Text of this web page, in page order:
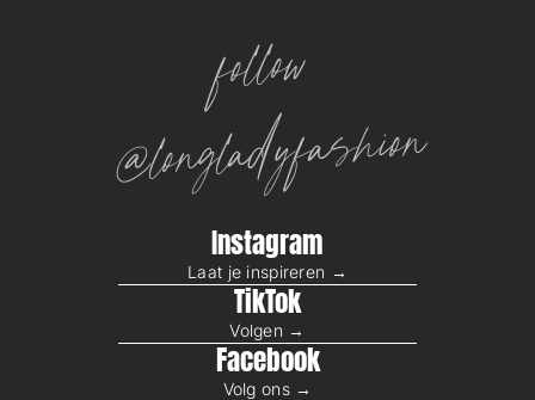
follow
@longladyfashion
Instagram
Laat je inspireren →
TikTok
Volgen →
Facebook
Volg ons →